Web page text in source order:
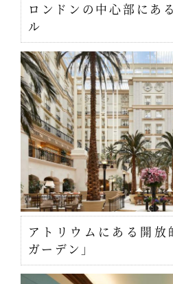
ロンドンの中心部にあ
ル
アトリウムにある開放
ガーデン」